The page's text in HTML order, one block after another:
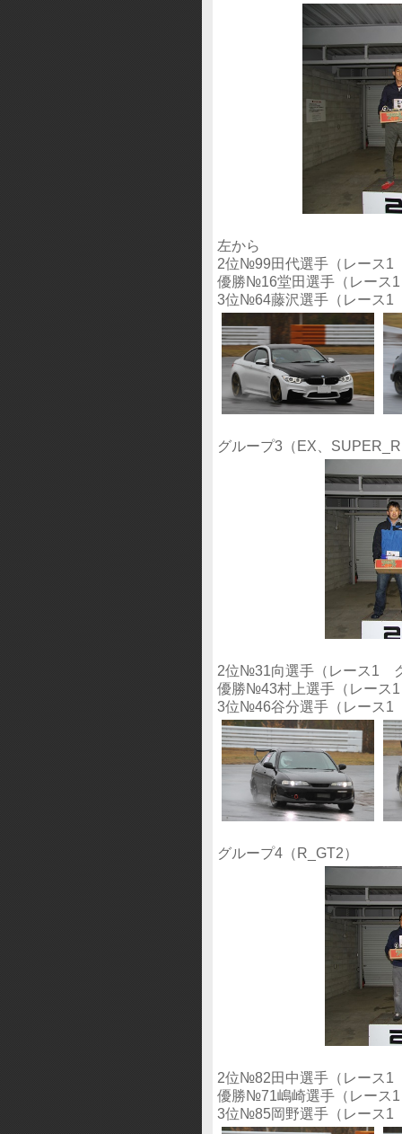
左から
2位№99田代選手（レース1
優勝№16堂田選手（レース
3位№64藤沢選手（レース1
グループ3（EX、
2位№31向選手（レース1
優勝№43村上選手（レース
3位№46谷分選手（レース1
グループ4（R_GT2）
2位№82田中選手（レース1
優勝№71嶋崎選手（レース
3位№85岡野選手（レース1